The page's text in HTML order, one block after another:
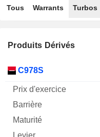
Tous Warrants Turbos
Produits Dérivés
Mnemo Type
C978S